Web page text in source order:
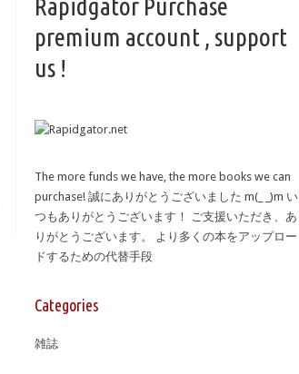
Rapidgator Purchase
premium account , support
us !
The more funds we have, the more books we can
purchase! 誠にありがとうございました m(_ _)m い
つもありがとうございます！ ご支援いただき、あ
りがとうございます。 より多くの本をアップロー
ドするための代替手段
Categories
雑誌